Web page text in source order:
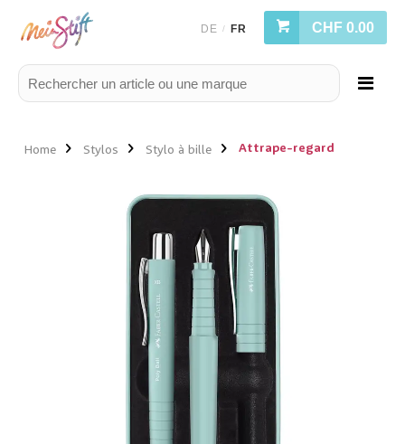
DE / FR CHF 0.00
Home Stylos Stylo à bille Attrape-regard